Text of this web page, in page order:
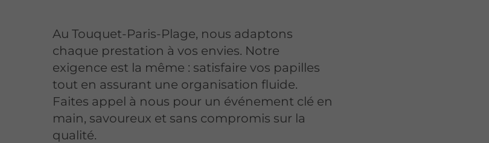
Au Touquet-Paris-Plage, nous adaptons
chaque prestation à vos envies. Notre
exigence est la même : satisfaire vos papilles
tout en assurant une organisation fluide.
Faites appel à nous pour un événement clé en
main, savoureux et sans compromis sur la
qualité.